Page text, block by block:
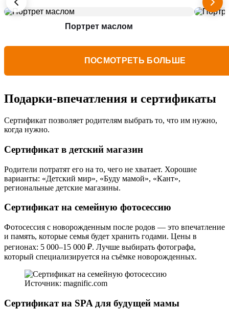
Портрет маслом
ПОСМОТРЕТЬ БОЛЬШЕ
Подарки-впечатления и сертификаты
Сертификат позволяет родителям выбрать то, что им нужно,
когда нужно.
Сертификат в детский магазин
Родители потратят его на то, чего не хватает. Хорошие
варианты: «Детский мир», «Буду мамой», «Кант»,
региональные детские магазины.
Сертификат на семейную фотосессию
Фотосессия с новорожденным после родов — это впечатление
и память, которые семья будет хранить годами. Цены в
регионах: 5 000–15 000 ₽. Лучше выбирать фотографа,
который специализируется на съёмке новорожденных.
Источник: magnific.com
Сертификат на SPA для будущей мамы